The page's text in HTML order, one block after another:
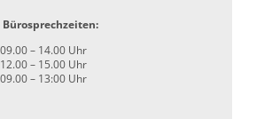
09.00 – 14.00 Uhr
12.00 – 15.00 Uhr
09.00 – 13:00 Uhr